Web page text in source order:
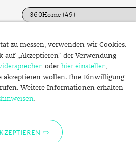
i
e
ÜBER SCHMUCK.DE
Fragen zu Ihrer Bestellung?
Kontakt
zu messen, verwenden wir Cookies.
„Akzeptieren“ der Verwendung
oder hier einstellen,
akzeptieren wollen. Ihre Einwilligung
Weitere Informationen erhalten
.